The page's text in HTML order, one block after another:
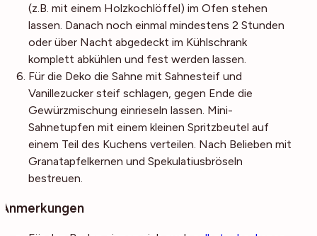
(z.B. mit einem Holzkochlöffel) im Ofen stehen
lassen. Danach noch einmal mindestens 2 Stunden
oder über Nacht abgedeckt im Kühlschrank
komplett abkühlen und fest werden lassen.
Für die Deko die Sahne mit Sahnesteif und
Vanillezucker steif schlagen, gegen Ende die
Gewürzmischung einrieseln lassen. Mini-
Sahnetupfen mit einem kleinen Spritzbeutel auf
einem Teil des Kuchens verteilen. Nach Belieben mit
Granatapfelkernen und Spekulatiusbröseln
bestreuen.
Anmerkungen